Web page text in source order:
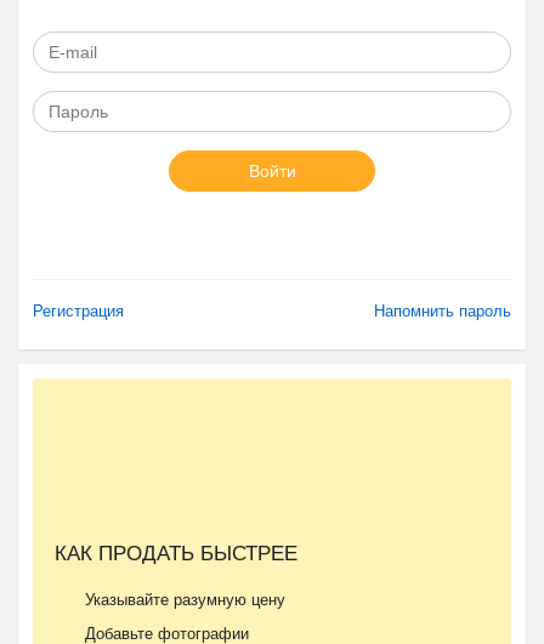
Войти
Регистрация Напомнить пароль
КАК ПРОДАТЬ БЫСТРЕЕ
Указывайте разумную цену
Добавьте фотографии